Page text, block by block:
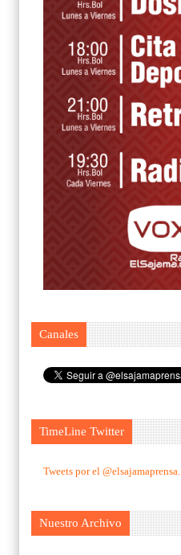
Canales
TimeLine Twitter
Tweets por el @elsajamaprensa.
Nuestro Archivo